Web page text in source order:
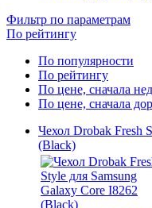
Фильтр по параметрам
По рейтингу
По популярности
По рейтингу
По цене, сначала
По цене, сначала
Чехол Drobak Fresh
(Black)